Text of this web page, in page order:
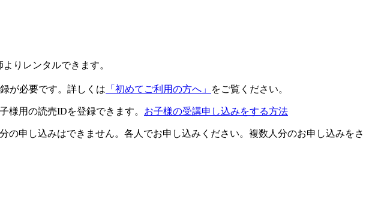
りレンタルできます。
が必要です。詳しくは 「初めてご利用の方へ」 をご覧ください。
様用の読売IDを登録できます。 お子様の受講申し込みをする方法
申し込みはできません。各人でお申し込みください。複数人分のお申し込みをさ